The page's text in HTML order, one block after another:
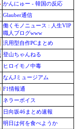
かんにゅー - 韓国の反応
Glauber通信
働くモノニュース : 人生VIP
職人ブログwww
汎用型自作PCまとめ
登山ちゃんねる
ヒロイモノ中毒
なんJミュージアム
F1情報通
ネラーボイス
日向坂46まとめ速報
明日は何を食べようか